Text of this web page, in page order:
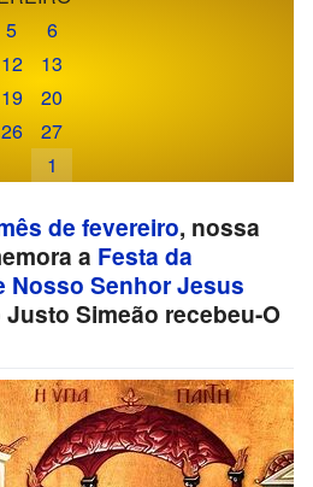
5
6
12
13
19
20
26
27
1
de fevereiro, nossa
a Festa da
Nosso Senhor Jesus
Simeão recebeu-O